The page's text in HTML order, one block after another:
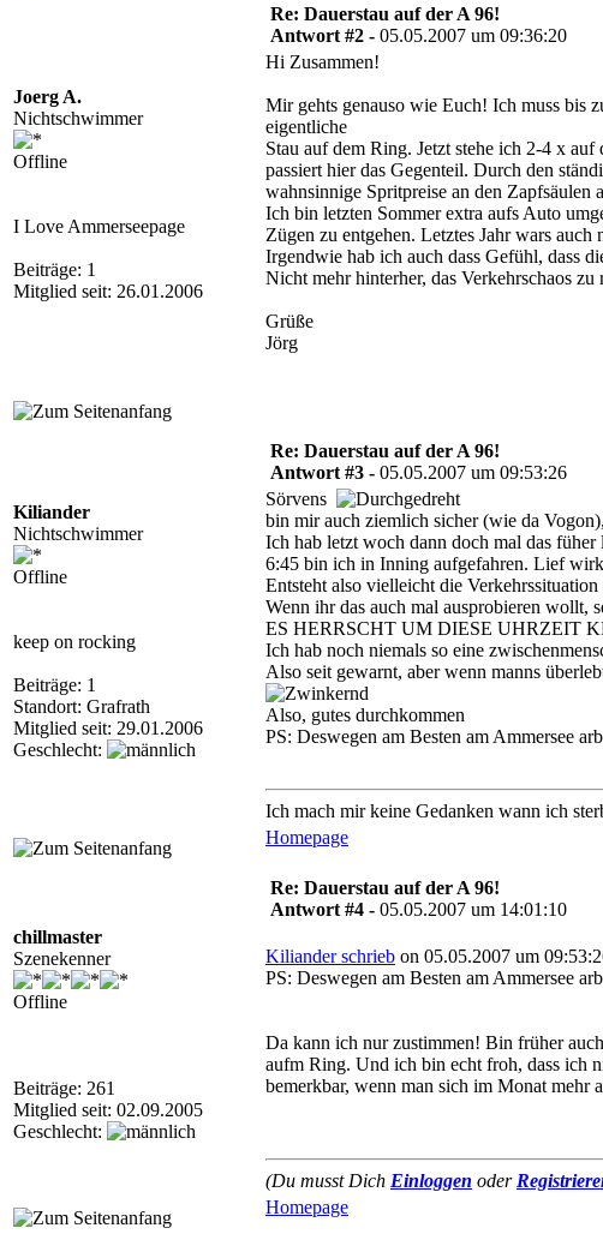
Joerg A.
Nichtschwimmer
Offline
I Love Ammerseepage
Beiträge: 1
Mitglied seit: 26.01.2006
Re: Dauerstau auf der A 96!
Antwort #2 - 05.05.2007 um 09:36:20
Hi Zusammen!
Mir gehts genauso wie Euch! Ich muss bis
eigentliche
Stau auf dem Ring. Jetzt stehe ich 2-4 x
passiert hier das Gegenteil. Durch den
wahnsinnige Spritpreise an den Zapfsäulen
Ich bin letzten Sommer extra aufs Auto
Zügen zu entgehen. Letztes Jahr wars
Irgendwie hab ich auch dass Gefühl, dass
Nicht mehr hinterher, das Verkehrschaos zu
Grüße
Jörg
Kiliander
Nichtschwimmer
Offline
keep on rocking
Beiträge: 1
Standort: Grafrath
Mitglied seit: 29.01.2006
Geschlecht:
Re: Dauerstau auf der A 96!
Antwort #3 - 05.05.2007 um 09:53:26
Sörvens
bin mir auch ziemlich sicher (wie da
Ich hab letzt woch dann doch mal das füher
6:45 bin ich in Inning aufgefahren. Lief
Entsteht also vielleicht die
Wenn ihr das auch mal ausprobieren wollt,
ES HERRSCHT UM DIESE UHRZEIT
Ich hab noch niemals so eine
Also seit gewarnt, aber wenn manns
Also, gutes durchkommen
PS: Deswegen am Besten am Ammersee
Ich mach mir keine Gedanken wann ich
Homepage
chillmaster
Szenekenner
Offline
Beiträge: 261
Mitglied seit: 02.09.2005
Geschlecht:
Re: Dauerstau auf der A 96!
Antwort #4 - 05.05.2007 um 14:01:10
Kiliander schrieb on 05.05.2007 um
PS: Deswegen am Besten am Ammersee
Da kann ich nur zustimmen! Bin früher
aufm Ring. Und ich bin echt froh, dass ich
bemerkbar, wenn man sich im Monat mehr
(Du musst Dich Einloggen oder
Homepage